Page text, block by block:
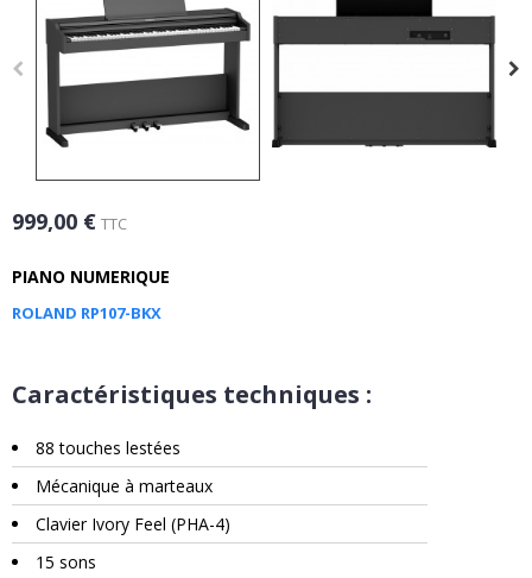
999,00 € TTC
PIANO NUMERIQUE
ROLAND RP107-BKX
Caractéristiques techniques :
88 touches lestées
Mécanique à marteaux
Clavier Ivory Feel (PHA-4)
15 sons